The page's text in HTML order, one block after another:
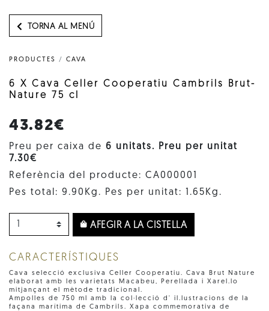
TORNA AL MENÚ
PRODUCTES / CAVA
6 X Cava Celler Cooperatiu Cambrils Brut-
Nature 75 cl
43.82€
Preu per caixa de 6 unitats. Preu per unitat
7.30€
Referència del producte: CA000001
Pes total: 9.90Kg. Pes per unitat: 1.65Kg.
AFEGIR A LA CISTELLA
CARACTERÍSTIQUES
Cava selecció exclusiva Celler Cooperatiu. Cava Brut Nature
elaborat amb les varietats Macabeu, Perellada i Xarel.lo
mitjançant el mètode tradicional.
Ampolles de 750 ml amb la col·lecció d' il.lustracions de la
façana marítima de Cambrils. Xapa commemorativa de
EL NOSTRE OLI
SELECCIONAR IDIOMA: CAT